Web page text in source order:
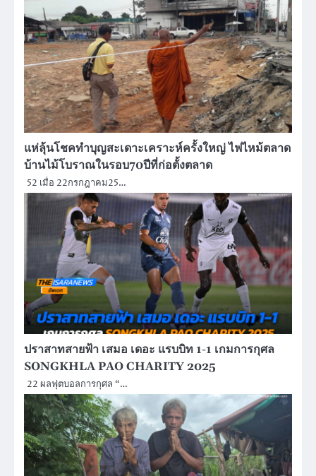
แห่ลุ้นโชคทําบุญสะเดาะเคราะห์ครั้งใหญ่ ไฟไหม้ตลาด
บ้านไม้โบราณในรอบ70ปีที่ก่อตั้งตลาด
52 เมื่อ 22กรกฎาคม25…
ปราสาทสายฟ้า เสมอ เดอะ แรบบิท 1-1 เกมการกุศล
SONGKHLA PAO CHARITY 2025
22 ผลฟุตบอลการกุศล “…